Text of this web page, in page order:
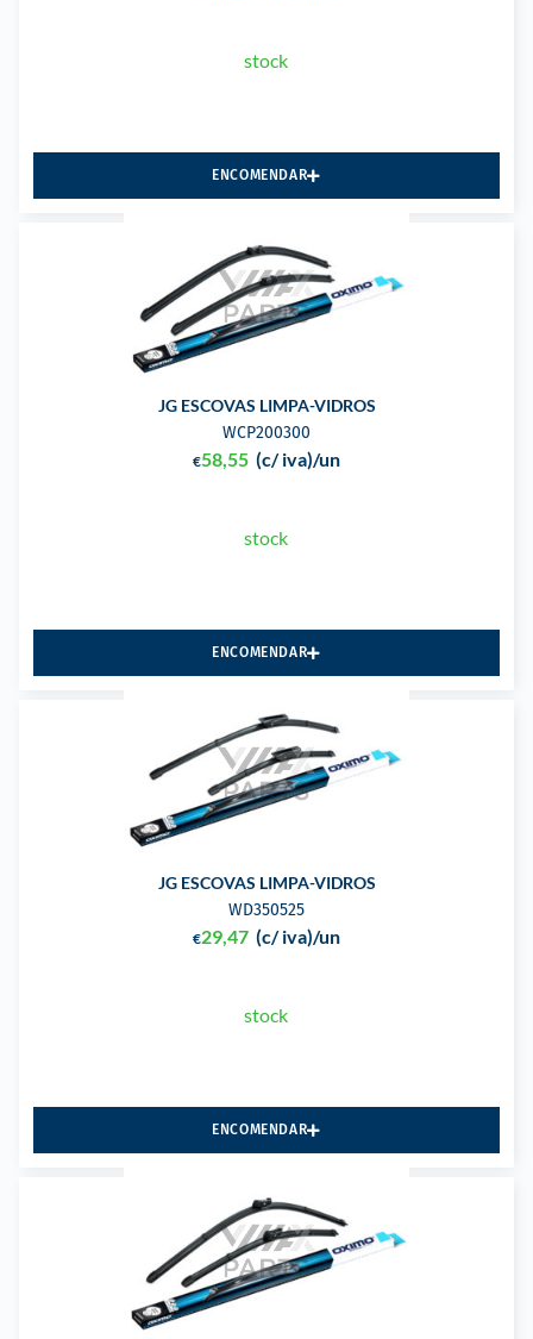
stock
ENCOMENDAR
JG ESCOVAS LIMPA-VIDROS
WCP200300
€58,55 (c/ iva)/un
stock
ENCOMENDAR
JG ESCOVAS LIMPA-VIDROS
WD350525
€29,47 (c/ iva)/un
stock
ENCOMENDAR